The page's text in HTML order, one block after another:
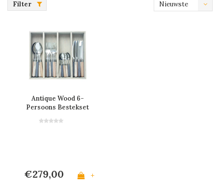
Filter
Nieuwste
Antique Wood 6-
Persoons Bestekset
Stuks 'Timber Mix' in
€279,00 +